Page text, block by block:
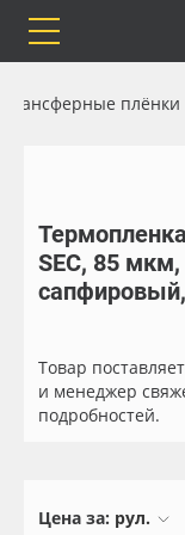
Каталог
Orafol
Бренды
Доставка
Весь каталог
Рулонные
Самоклеящиеся
Листовые
плёнки
SEC, 85
Товар
и менеджер
подробностей.
Цена за: рул.